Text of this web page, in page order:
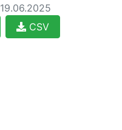
19.06.2025
CSV